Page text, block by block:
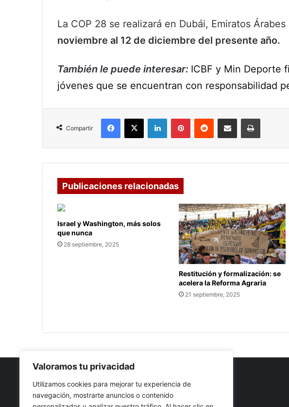
Valoramos tu privacidad
Utilizamos cookies para mejorar tu experiencia de
navegación, mostrarte anuncios o contenido
La COP 28 se realizará en Dubái, Emiratos
noviembre al 12 de diciembre del presente año.
También le puede interesar: ICBF y Min Deporte
jóvenes que se encuentran con responsabilidad
Compartir
Facebook
X LinkedInPinterestReddit Compartir por correo electrónicoImprimir
Publicaciones relacionadas
Israel y Washington, más solos
que nunca
28 septiembre, 2025
Restitución y formalización: se
acelera la Reforma Agraria
21 septiembre, 2025
Nuestro propósito: Compartir opinión, actualidad y noticias